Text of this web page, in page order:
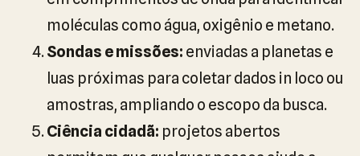
moléculas como água, oxigênio e metano.
Sondas e missões: enviadas a planetas e
luas próximas para coletar dados in loco ou
amostras, ampliando o escopo da busca.
Ciência cidadã: projetos abertos